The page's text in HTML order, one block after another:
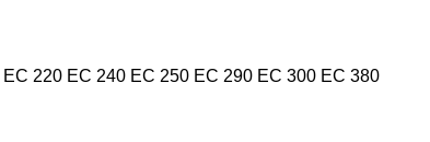
EC 220 EC 240 EC 250 EC 290 EC 300 EC 380